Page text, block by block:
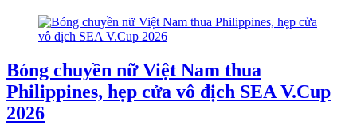
Bóng chuyền nữ Việt Nam thua
Philippines, hẹp cửa vô địch SEA V.Cup
2026